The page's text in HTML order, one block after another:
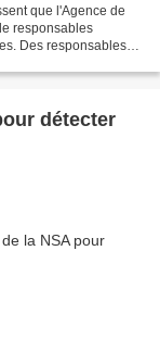
que l'Agence de
responsables
Des responsables
détecter